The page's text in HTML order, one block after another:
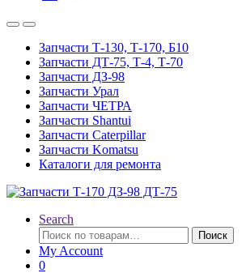
Запчасти Т-130, Т-170, Б10
Запчасти ДТ-75, Т-4, Т-70
Запчасти ДЗ-98
Запчасти Урал
Запчасти ЧЕТРА
Запчасти Shantui
Запчасти Caterpillar
Запчасти Komatsu
Каталоги для ремонта
Search
Искать:
Поиск
My Account
0